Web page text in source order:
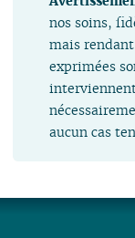
nos soins,
mais
exprimées
aucun cas